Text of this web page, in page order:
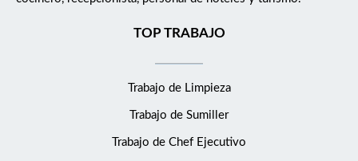
TOP TRABAJO
Trabajo de Limpieza
Trabajo de Sumiller
Trabajo de Chef Ejecutivo